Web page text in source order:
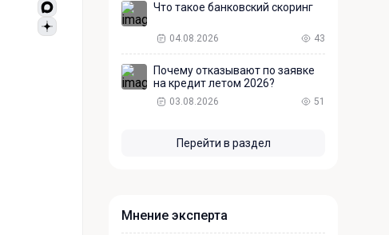
Что такое банковский скоринг
04.08.2026 43
Почему отказывают по заявке
на кредит летом 2026?
03.08.2026 51
Перейти в раздел
Мнение эксперта